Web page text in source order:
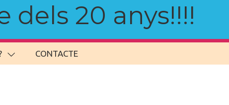
dels 20 anys!!!!
CONTACTE